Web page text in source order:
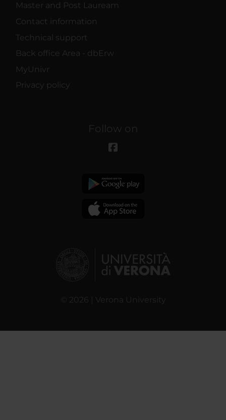
Master and Post Lauream
Contact information
Technical support
Back office Area - dbErw
MyUnivr
Privacy policy
Follow on
© 2026 | Verona University